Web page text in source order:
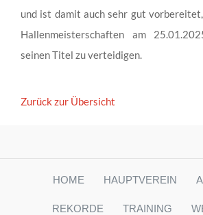
und ist damit auch sehr gut
Hallenmeisterschaften am
seinen Titel zu verteidigen.
Zurück zur Übersicht
HOME HAUPTVEREIN
REKORDE TRAINING